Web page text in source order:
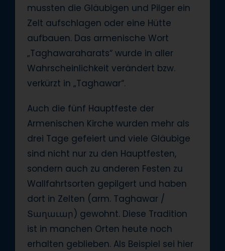
mussten die Gläubigen und Pilger ein
Zelt aufschlagen oder eine Hütte
aufbauen. Das armenische Wort
„Taghawaraharats“ wurde in aller
Wahrscheinlichkeit verändert bzw.
verkürzt in „Taghawar“.
Auch die fünf Hauptfeste der
Armenischen Kirche wurden mehr als
drei Tage gefeiert und viele Gläubige
sind nicht nur zu den Hauptfesten,
sondern auch zu anderen Festen zu
Wallfahrtsorten gepilgert und haben
dort in Zelten (arm. Taghawar /
Տաղաւար) gewohnt. Diese Tradition
ist in manchen Orten heute noch
erhalten geblieben. Als Beispiel sei hier